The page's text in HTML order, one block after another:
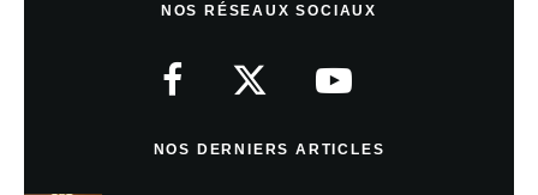
NOS RÉSEAUX SOCIAUX
NOS DERNIERS ARTICLES